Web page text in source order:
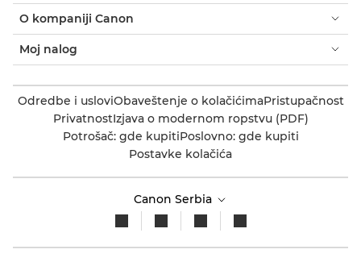
O kompaniji Canon
Moj nalog
Odredbe i usloviObaveštenje o kolačićimaPristupačnost
PrivatnostIzjava o modernom ropstvu (PDF)
Potrošač: gde kupitiPoslovno: gde kupiti
Postavke kolačića
Canon Serbia